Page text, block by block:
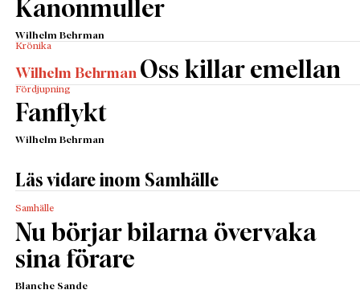
Kanonmuller
Wilhelm Behrman
Krönika
Wilhelm Behrman Oss killar emellan
Fördjupning
Fanflykt
Wilhelm Behrman
Läs vidare inom Samhälle
Samhälle
Nu börjar bilarna övervaka
sina förare
Blanche Sande